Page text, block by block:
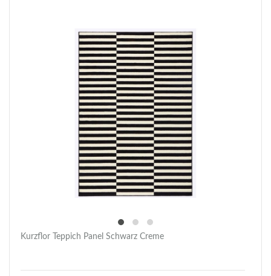
Kurzflor Teppich Panel Schwarz Creme